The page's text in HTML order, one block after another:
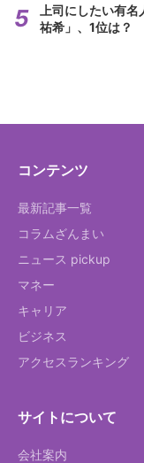
上司にしたい有
祐希」、1位は？
コンテンツ
最新記事一覧
コラムざんまい
ニュース pickup
マネー
キャリア
ビジネス
アクセスランキング
サイトについて
会社案内